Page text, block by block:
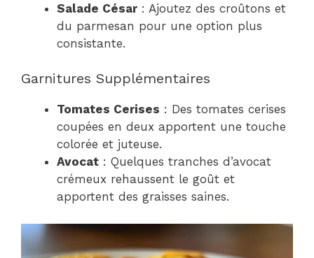
Salade César: Ajoutez des croûtons et
du parmesan pour une option plus
consistante.
Garnitures Supplémentaires
Tomates Cerises : Des tomates cerises
coupées en deux apportent une touche
colorée et juteuse.
Avocat : Quelques tranches d’avocat
crémeux rehaussent le goût et
apportent des graisses saines.